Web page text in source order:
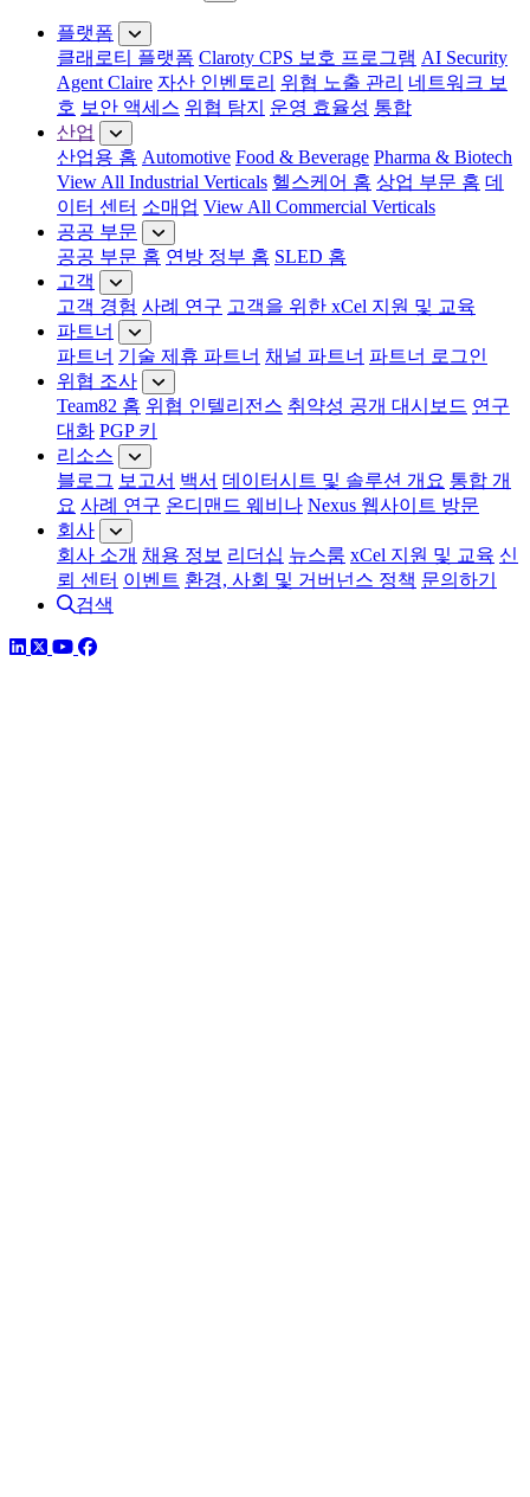
메뉴 닫기
플랫폼
클래로티 플랫폼 Claroty CPS 보호 프로그램 AI Security
Agent Claire 자산 인벤토리 위협 노출 관리 네트워크 보
호 보안 액세스 위협 탐지 운영 효율성 통합
산업
산업용 홈 Automotive Food & Beverage Pharma & Biotech
View All Industrial Verticals 헬스케어 홈 상업 부문 홈 데
이터 센터 소매업 View All Commercial Verticals
공공 부문
공공 부문 홈 연방 정부 홈 SLED 홈
고객
고객 경험 사례 연구 고객을 위한 xCel 지원 및 교육
파트너
파트너 기술 제휴 파트너 채널 파트너 파트너 로그인
위협 조사
Team82 홈 위협 인텔리전스 취약성 공개 대시보드 연구
대화 PGP 키
리소스
블로그 보고서 백서 데이터시트 및 솔루션 개요 통합 개
요 사례 연구 온디맨드 웨비나 Nexus 웹사이트 방문
회사
회사 소개 채용 정보 리더십 뉴스룸 xCel 지원 및 교육 신
뢰 센터 이벤트 환경, 사회 및 거버넌스 정책 문의하기
검색
링크드인
트위터유튜브
페이스북